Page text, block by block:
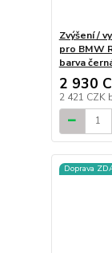
Zvýšení /
pro BMW
barva
2 930
2 421 CZK
Doprava